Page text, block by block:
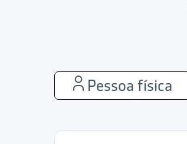
Pessoa física